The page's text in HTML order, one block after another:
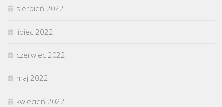
sierpień 2022
lipiec 2022
czerwiec 2022
maj 2022
kwiecień 2022